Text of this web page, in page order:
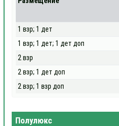
1 взр; 1 дет
1 взр; 1 дет; 1 дет доп
2 взр
2 взр; 1 дет доп
2 взр; 1 взр доп
Полулюкс